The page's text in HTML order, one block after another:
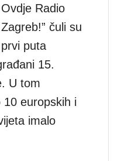
Ovdje Radio
Zagreb!” čuli su
prvi puta
15.
U tom
europskih i
imalo